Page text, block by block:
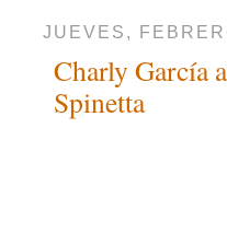
JUEVES,
Charly García
Spinetta